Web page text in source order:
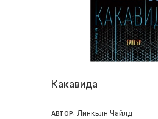
Какавида
АВТОР: Линкълн Чайлд